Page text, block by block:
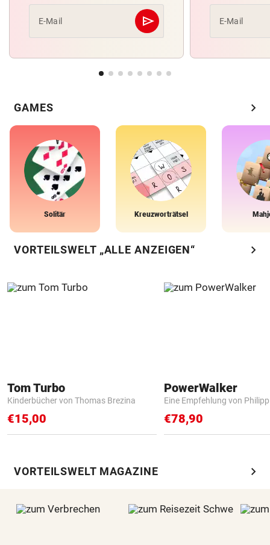
E-Mail send
Abschicken E-Mail
GAMES chevron_right
Solitär Kreuzworträtsel
VORTEILSWELT „ALLE ANZEIGEN“ chevron_right
Tom Turbo
Kinderbücher von Thomas Brezina
€15,00
PowerWalker
Eine Empfehlung von
€78,90
VORTEILSWELT MAGAZINE chevron_right